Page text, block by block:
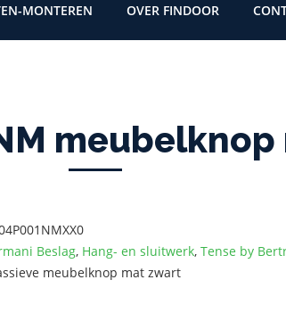
MONTEREN OVER FINDOOR
Beslag, Hang- en sluitwerk, Tense by
meubelknop mat zwart